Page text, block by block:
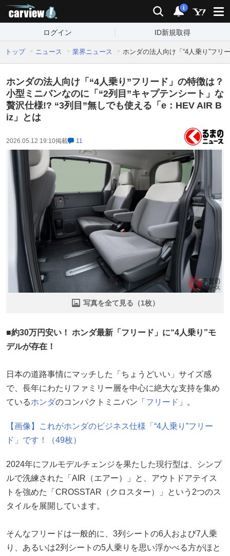
検索 通知
i
ログイン ID新規取得
トップ ニュース 業界ニュース ホンダの法人向け「“4人乗り”フリ
ホンダの法人向け「“4人乗り”フリード」の特徴は？
小型ミニバンなのに「“2列目”キャプテンシート」な
贅沢仕様!? “3列目”無しでも使える「e：HEV AIR B
iz」とは
2026.05.12 19:10掲載 11
写真を全て見る（1枚）
■約30万円安い！ ホンダ最新「フリード」に“4人乗り”モ
デルが存在！
日本の道路事情にマッチした「ちょうどいい」サイズ感
で、長年にわたりファミリー層を中心に絶大な支持を集め
ているホンダのコンパクトミニバン「 フリード 」。
【画像】これがホンダのビジネス仕様「“4人乗り”フリー
ド」です！（49枚）
2024年にフルモデルチェンジを果たした現行型は、シンプ
ルで洗練された「AIR（エアー）」と、アウトドアテイス
トを強めた「CROSSTAR（クロスター）」という2つのス
タイルを展開しています。
そんなフリードは一般的に、3列シートの6人および7人乗
り、あるいは2列シートの5人乗りを思い浮かべる方がほと